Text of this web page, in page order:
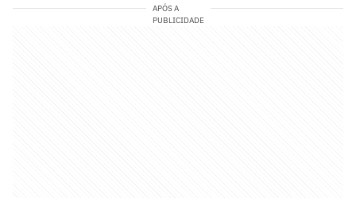
APÓS A
PUBLICIDADE